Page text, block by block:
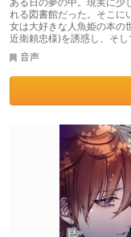
れる図書館だった。そこに
女は大好きな人魚姫の本の
近衛頼忠様)を誘惑し、そ
音声